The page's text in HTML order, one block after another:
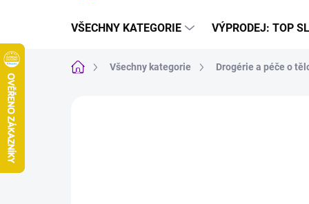
VŠECHNY KATEGORIE VÝPRODEJ: TOP
Domů Všechny kategorie Drogérie a péče o